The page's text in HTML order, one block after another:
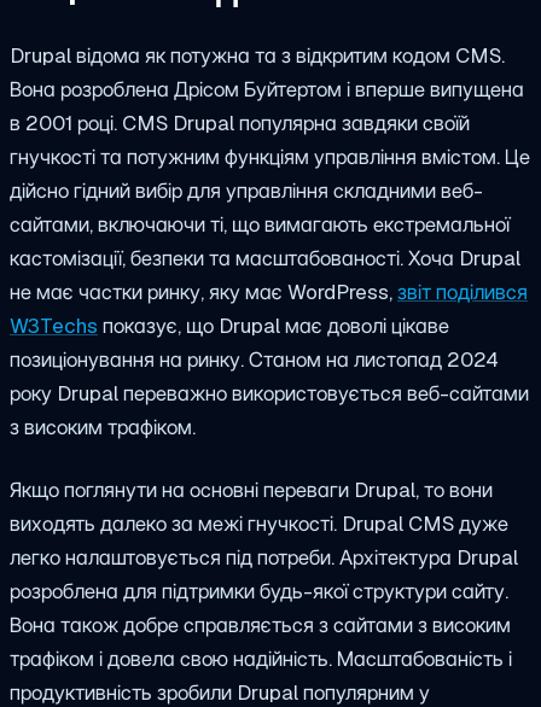
Drupal відома як потужна та з відкритим кодом CMS.
Вона розроблена Дрісом Буйтертом і вперше випущена
в 2001 році. CMS Drupal популярна завдяки своїй
гнучкості та потужним функціям управління вмістом. Це
дійсно гідний вибір для управління складними веб-
сайтами, включаючи ті, що вимагають екстремальної
кастомізації, безпеки та масштабованості. Хоча Drupal
не має частки ринку, яку має WordPress,звіт поділився
W3Techs показує, що Drupal має доволі цікаве
позиціонування на ринку. Станом на листопад 2024
року Drupal переважно використовується веб-сайтами
з високим трафіком.
Якщо поглянути на основні переваги Drupal, то вони
виходять далеко за межі гнучкості. Drupal CMS дуже
легко налаштовується під потреби. Архітектура Drupal
розроблена для підтримки будь-якої структури сайту.
Вона також добре справляється з сайтами з високим
трафіком і довела свою надійність. Масштабованість і
продуктивність зробили Drupal популярним у